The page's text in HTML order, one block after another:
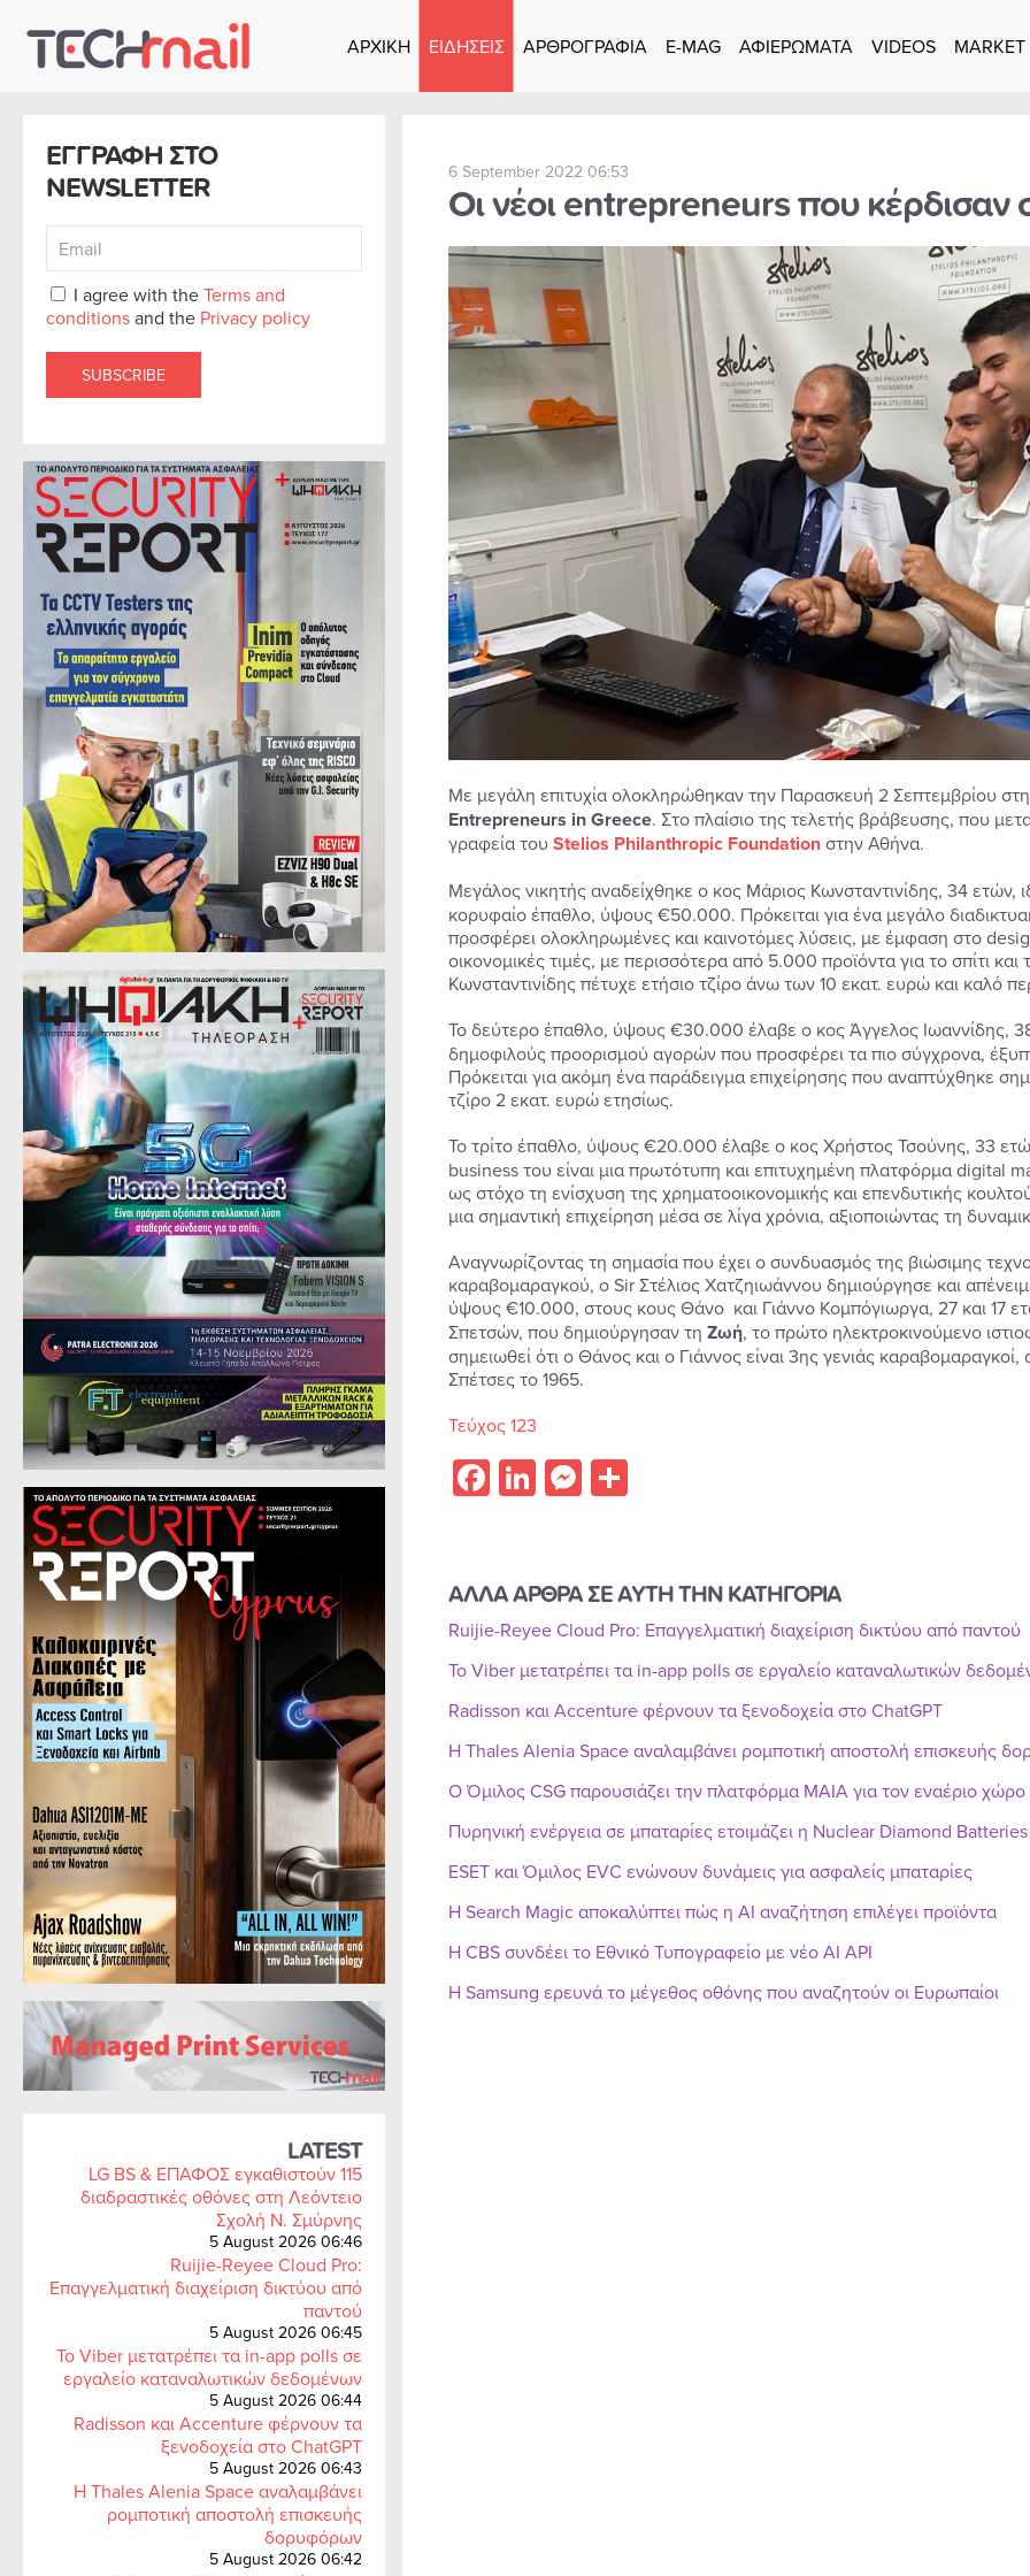
Skip to main content
ΑΡΧΙΚΗ ΕΙΔΗΣΕΙΣ ΑΡΘΡΟΓΡΑΦΙΑ E-MAG ΑΦΙΕΡΩΜΑΤΑ VIDEOS MARKET
ΕΓΓΡΑΦΗ ΣΤΟ
NEWSLETTER
I agree with theTerms and
conditionsand the Privacy policy
SUBSCRIBE
LATEST
LG BS & ΕΠΑΦΟΣ εγκαθιστούν 115
διαδραστικές οθόνες στη Λεόντειο
Σχολή Ν. Σμύρνης
5 August 2026 06:46
Ruijie-Reyee Cloud Pro:
Επαγγελματική διαχείριση δικτύου από
παντού
5 August 2026 06:45
Το Viber μετατρέπει τα in-app polls σε
εργαλείο καταναλωτικών δεδομένων
5 August 2026 06:44
Radisson και Accenture φέρνουν τα
ξενοδοχεία στο ChatGPT
5 August 2026 06:43
Η Thales Alenia Space αναλαμβάνει
ρομποτική αποστολή επισκευής
δορυφόρων
5 August 2026 06:42
6 September 2022 06:53
Οι νέοι entrepreneurs που
Με μεγάλη επιτυχία ολοκληρώθηκαν την Παρασκευή 2 Σεπτεμβρίου
Entrepreneurs in Greece. Στο πλαίσιο της τελετής βράβευσης, που
γραφεία τουStelios Philanthropic Foundationστην Αθήνα.
Μεγάλος νικητής αναδείχθηκε ο κος Μάριος Κωνσταντινίδης, 34 ετών,
κορυφαίο έπαθλο, ύψους €50.000. Πρόκειται για ένα μεγάλο
προσφέρει ολοκληρωμένες και καινοτόμες λύσεις, με έμφαση στο
οικονομικές τιμές, με περισσότερα από 5.000 προϊόντα για το σπίτι
Κωνσταντινίδης πέτυχε ετήσιο τζίρο άνω των 10 εκατ. ευρώ και καλό
Το δεύτερο έπαθλο, ύψους €30.000 έλαβε ο κος Άγγελος Ιωαννίδης,
δημοφιλούς προορισμού αγορών που προσφέρει τα πιο σύγχρονα,
Πρόκειται για ακόμη ένα παράδειγμα επιχείρησης που αναπτύχθηκε
τζίρο 2 εκατ. ευρώ ετησίως.
Το τρίτο έπαθλο, ύψους €20.000 έλαβε ο κος Χρήστος Τσούνης, 33
business του είναι μια πρωτότυπη και επιτυχημένη πλατφόρμα digital
ως στόχο τη ενίσχυση της χρηματοοικονομικής και επενδυτικής
μια σημαντική επιχείρηση μέσα σε λίγα χρόνια, αξιοποιώντας τη
Αναγνωρίζοντας τη σημασία που έχει ο συνδυασμός της βιώσιμης
καραβομαραγκού, ο Sir Στέλιος Χατζηιωάννου δημιούργησε και
ύψους €10.000, στους κους Θάνο και Γιάννο Κομπόγιωργα, 27 και 17
Σπετσών, που δημιούργησαν τη Ζωή, το πρώτο ηλεκτροκινούμενο
σημειωθεί ότι ο Θάνος και ο Γιάννος είναι 3ης γενιάς
Σπέτσες το 1965.
Τεύχος 123
Facebook
LinkedIn
Messenger
Share
ΑΛΛΑ ΑΡΘΡΑ ΣΕ ΑΥΤΗ ΤΗΝ ΚΑΤΗΓΟΡΙΑ
Ruijie-Reyee Cloud Pro: Επαγγελματική διαχείριση δικτύου από παντού
Το Viber μετατρέπει τα in-app polls σε εργαλείο καταναλωτικών
Radisson και Accenture φέρνουν τα ξενοδοχεία στο ChatGPT
Η Thales Alenia Space αναλαμβάνει ρομποτική αποστολή επισκευής
Ο Όμιλος CSG παρουσιάζει την πλατφόρμα MAIA για τον εναέριο χώρο
Πυρηνική ενέργεια σε μπαταρίες ετοιμάζει η Nuclear Diamond Batteries
ESET και Όμιλος EVC ενώνουν δυνάμεις για ασφαλείς μπαταρίες
Η Search Magic αποκαλύπτει πώς η AI αναζήτηση επιλέγει προϊόντα
Η CBS συνδέει το Εθνικό Τυπογραφείο με νέο AI API
Η Samsung ερευνά το μέγεθος οθόνης που αναζητούν οι Ευρωπαίοι